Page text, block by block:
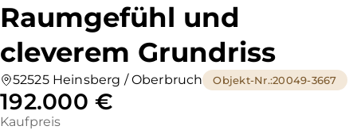
Raumgefühl und
cleverem Grundriss
52525 Heinsberg / Oberbruch Objekt-Nr.:20049-3667
192.000 €
Kaufpreis